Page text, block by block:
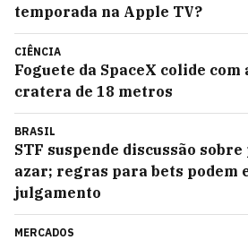
temporada na Apple TV?
CIÊNCIA
Foguete da SpaceX colide com
cratera de 18 metros
BRASIL
STF suspende discussão
azar; regras para bets podem
julgamento
MERCADOS